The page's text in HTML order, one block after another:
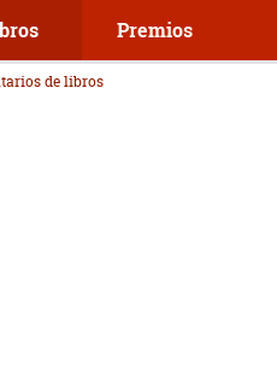
Premios
de libros